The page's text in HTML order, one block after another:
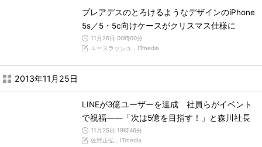
プレアデスのとろけるようなデザインのiPhone
5s／5・5c向けケースがクリスマス仕様に
11月26日 00時00分
エースラッシュ，ITmedia
2013年11月25日
LINEが3億ユーザーを達成 社員らがイベント
で祝福――「次は5億を目指す！」と森川社長
11月25日 19時46分
佐野正弘，ITmedia